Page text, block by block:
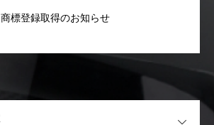
商標登録取得のお知らせ